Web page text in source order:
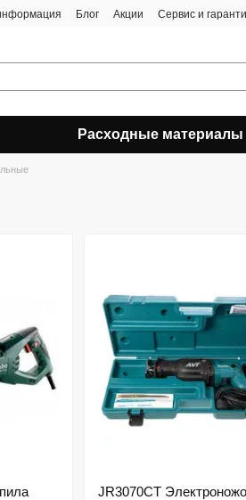
Блог Акции Сервис и
Расходные
JR3070CT